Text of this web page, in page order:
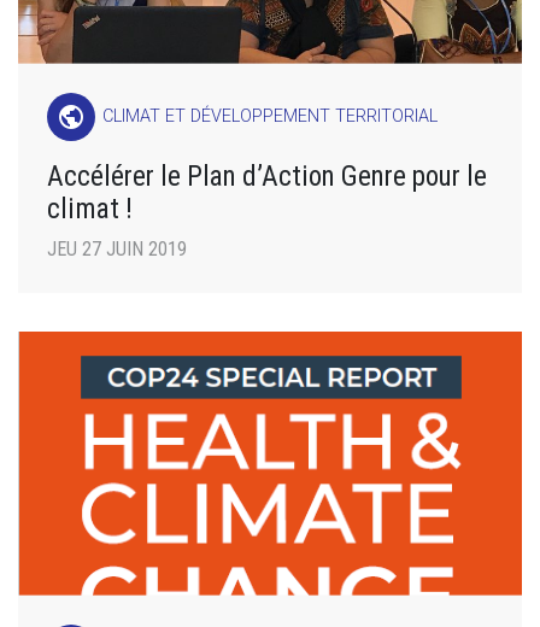
public CLIMAT ET DÉVELOPPEMENT TERRITORIAL
Accélérer le Plan d’Action Genre pour le
climat !
JEU 27 JUIN 2019